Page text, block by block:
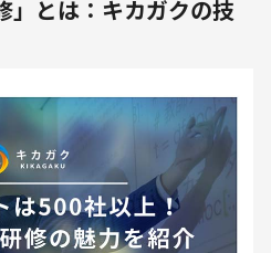
」とは：キカガクの技